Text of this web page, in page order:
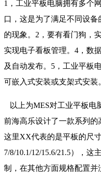
1，工业平板电脑拥有多个
口，这是为了满足不同设
的现象。2，要有看门狗，
实现电子看板管理。4，数
及自动发布。5，工业平板
可嵌入式安装或支架式安装
以上为MES对工业平板电
前海高乐设计了一款系列
这里XX代表的是平板的尺
7/8/10.1/12/15.6/21.5），
制，在其他方面规格配置并